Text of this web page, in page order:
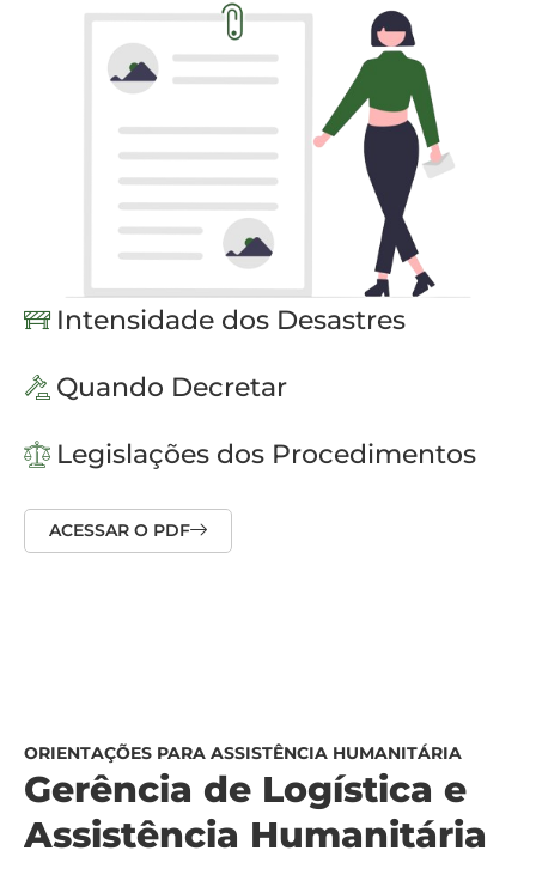
Intensidade dos Desastres
Quando Decretar
Legislações dos Procedimentos
ACESSAR O PDF
ORIENTAÇÕES PARA ASSISTÊNCIA HUMANITÁRIA
Gerência de Logística e
Assistência Humanitária